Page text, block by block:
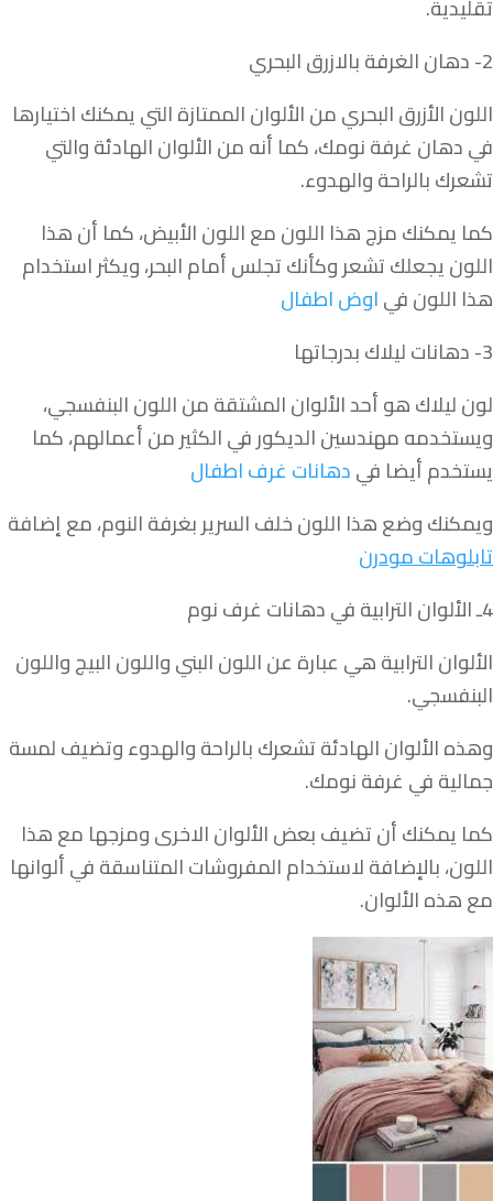
تقليدية.
2- دهان الغرفة بالازرق البحري
اللون الأزرق البحري من الألوان الممتازة التي يمكنك اختيارها
في دهان غرفة نومك، كما أنه من الألوان الهادئة والتي
تشعرك بالراحة والهدوء.
كما يمكنك مزج هذا اللون مع اللون الأبيض، كما أن هذا
اللون يجعلك تشعر وكأنك تجلس أمام البحر، ويكثر استخدام
هذا اللون فياوض اطفال
3- دهانات ليلاك بدرجاتها
لون ليلاك هو أحد الألوان المشتقة من اللون البنفسجي،
ويستخدمه مهندسين الديكور في الكثير من أعمالهم، كما
يستخدم أيضا فيدهانات غرف اطفال
ويمكنك وضع هذا اللون خلف السرير بغرفة النوم، مع إضافة
تابلوهات مودرن
4ـ الألوان الترابية في دهانات غرف نوم
الألوان الترابية هي عبارة عن اللون البني واللون البيج واللون
البنفسجي.
وهذه الألوان الهادئة تشعرك بالراحة والهدوء وتضيف لمسة
جمالية في غرفة نومك.
كما يمكنك أن تضيف بعض الألوان الاخرى ومزجها مع هذا
اللون، بالإضافة لاستخدام المفروشات المتناسقة في ألوانها
مع هذه الألوان.